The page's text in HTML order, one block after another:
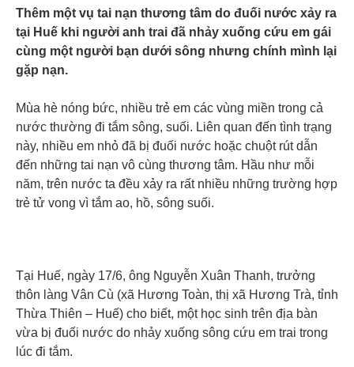
Thêm một vụ tai nạn thương tâm do đuối nước xảy ra
tại Huế khi người anh trai đã nhảy xuống cứu em gái
cùng một người bạn dưới sông nhưng chính mình lại
gặp nạn.
Mùa hè nóng bức, nhiều trẻ em các vùng miền trong cả
nước thường đi tắm sông, suối. Liên quan đến tình trạng
này, nhiều em nhỏ đã bị đuối nước hoặc chuột rút dẫn
đến những tai nạn vô cùng thương tâm. Hầu như mỗi
năm, trên nước ta đều xảy ra rất nhiều những trường hợp
trẻ tử vong vì tắm ao, hồ, sông suối.
Tại Huế, ngày 17/6, ông Nguyễn Xuân Thanh, trưởng
thôn làng Vân Cù (xã Hương Toàn, thị xã Hương Trà, tỉnh
Thừa Thiên – Huế) cho biết, một học sinh trên địa bàn
vừa bị đuối nước do nhảy xuống sông cứu em trai trong
lúc đi tắm.